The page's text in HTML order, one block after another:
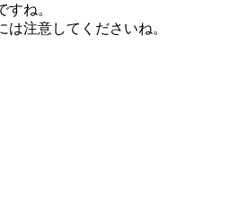
すね。
注意してくださいね。